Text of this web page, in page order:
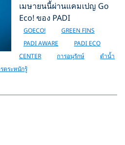
เมษายนนี้ผ่านแคมเปญ Go
Eco! ของ PADI
GOECO!
GREEN FINS
PADI AWARE
PADI ECO
CENTER
การอนุรักษ์
ดำน้ำ
ตระหนักรู้